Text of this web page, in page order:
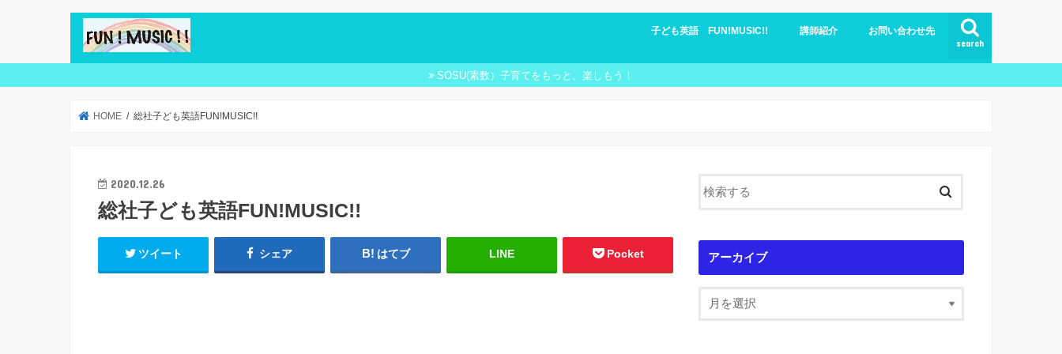
search
子ども英語 FUN!MUSIC!!
子ども英語 ブログ
講師紹介 お問い合わせ先
SOSU(素数）子育てをもっと、楽しもう！
HOME 総社子ども英語FUN!MUSIC!!
2020.12.26
総社子ども英語FUN!MUSIC!!
ツイート シェア はてブ LINE Pocket アーカイブ